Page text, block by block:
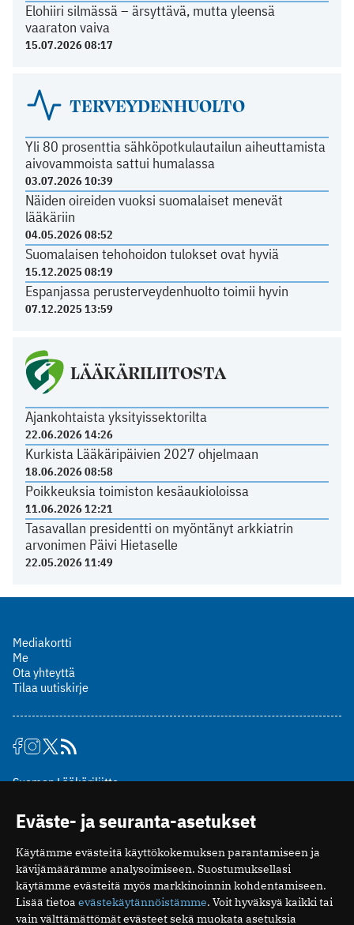
Elohiiri silmässä – ärsyttävä, mutta yleensä
vaaraton vaiva
15.07.2026 08:17
TERVEYDENHUOLTO
Yli 80 prosenttia sähköpotkulautailun aiheuttamista
aivovammoista sattui humalassa
03.07.2026 10:39
Näiden oireiden vuoksi suomalaiset menevät
lääkäriin
04.05.2026 08:52
Suomalaisen tehohoidon tulokset ovat hyviä
15.12.2025 08:19
Espanjassa perusterveydenhuolto toimii hyvin
07.12.2025 13:59
LÄÄKÄRILIITOSTA
Ajankohtaista yksityissektorilta
22.06.2026 14:26
Kurkista Lääkäripäivien 2027 ohjelmaan
18.06.2026 08:58
Poikkeuksia toimiston kesäaukioloissa
11.06.2026 12:21
Tasavallan presidentti on myöntänyt arkkiatrin
arvonimen Päivi Hietaselle
22.05.2026 11:49
Mediakortti
Me
Ota yhteyttä
Tilaa uutiskirje
Suomen Lääkäriliitto
00510 Helsinki
puh. (09) 393 091
toimitus@potilaanlaakarilehti.fi
ISSN 2323-9476
Eväste- ja seuranta-asetukset
Käytämme evästeitä käyttökokemuksen parantamiseen ja
kävijämäärämme analysoimiseen. Suostumuksellasi
käytämme evästeitä myös markkinoinnin kohdentamiseen.
Lisää tietoa evästekäytännöistämme. Voit hyväksyä kaikki tai
vain välttämättömät evästeet sekä muokata asetuksia